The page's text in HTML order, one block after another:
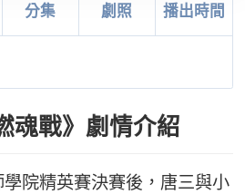
分集 劇照 播出時間
魂戰》劇情介紹
院精英賽決賽後，唐三與小